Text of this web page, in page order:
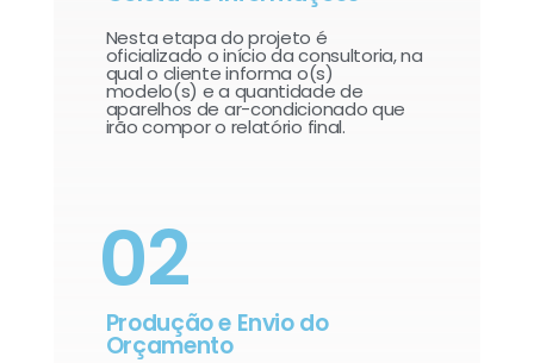
Nesta etapa do projeto é
oficializado o início da consultoria, na
qual o cliente informa o(s)
modelo(s) e a quantidade de
aparelhos de ar-condicionado que
irão compor o relatório final.​
02
Produção e Envio do
Orçamento